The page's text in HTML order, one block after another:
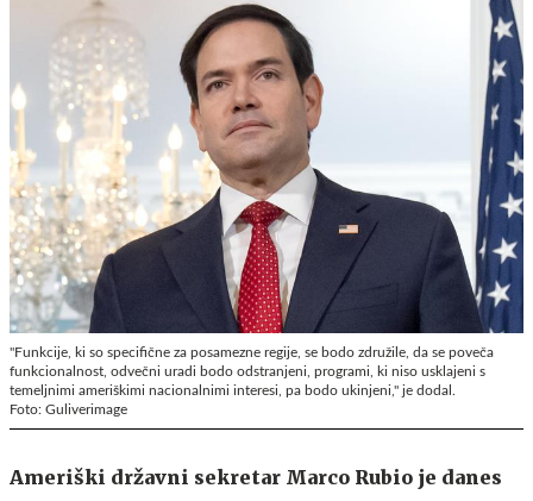
"Funkcije, ki so specifične za posamezne regije, se bodo združile, da se poveča
funkcionalnost, odvečni uradi bodo odstranjeni, programi, ki niso usklajeni s
temeljnimi ameriškimi nacionalnimi interesi, pa bodo ukinjeni," je dodal.
Foto: Guliverimage
Ameriški državni sekretar Marco Rubio je danes